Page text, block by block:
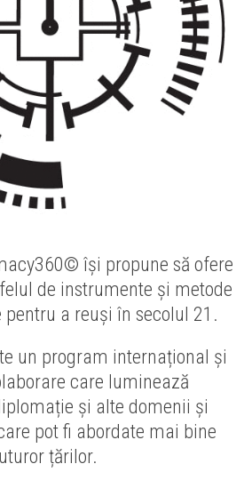
își propune să ofere
de instrumente și metode
pentru a reuși în secolul 21.
un program internațional și
care luminează
și alte domenii și
pot fi abordate mai bine
țărilor.